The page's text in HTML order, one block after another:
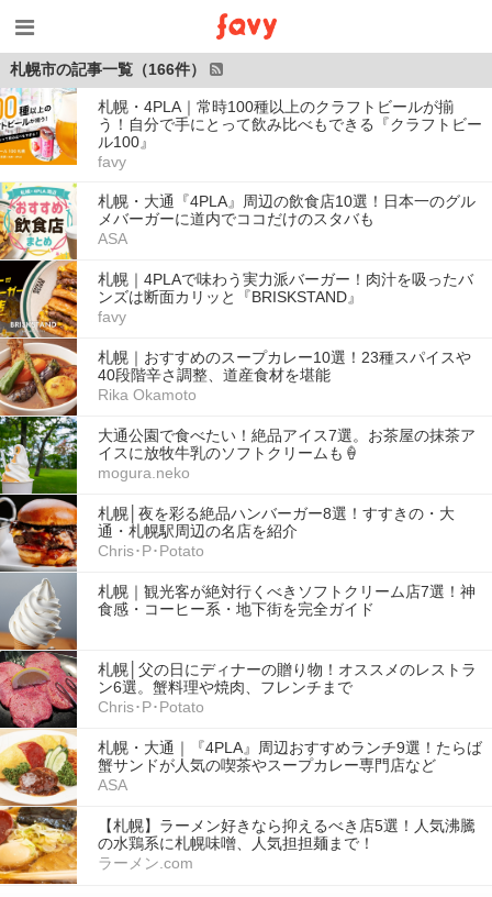
札幌市の記事一覧（166件）
札幌・4PLA｜常時100種以上のクラフトビールが揃
う！自分で手にとって飲み比べもできる『クラフトビー
ル100』
favy
札幌・大通『4PLA』周辺の飲食店10選！日本一のグル
メバーガーに道内でココだけのスタバも
ASA
札幌｜4PLAで味わう実力派バーガー！肉汁を吸ったバ
ンズは断面カリッと『BRISKSTAND』
favy
札幌｜おすすめのスープカレー10選！23種スパイスや
40段階辛さ調整、道産食材を堪能
Rika Okamoto
大通公園で食べたい！絶品アイス7選。お茶屋の抹茶ア
イスに放牧牛乳のソフトクリームも🍦
mogura.neko
札幌│夜を彩る絶品ハンバーガー8選！すすきの・大
通・札幌駅周辺の名店を紹介
Chris･P･Potato
札幌｜観光客が絶対行くべきソフトクリーム店7選！神
食感・コーヒー系・地下街を完全ガイド
札幌│父の日にディナーの贈り物！オススメのレストラ
ン6選。蟹料理や焼肉、フレンチまで
Chris･P･Potato
札幌・大通｜『4PLA』周辺おすすめランチ9選！たらば
蟹サンドが人気の喫茶やスープカレー専門店など
ASA
【札幌】ラーメン好きなら抑えるべき店5選！人気沸騰
の水鶏系に札幌味噌、人気担担麺まで！
ラーメン.com